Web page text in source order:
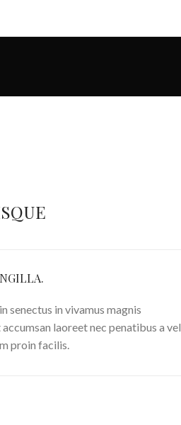
senectus in vivamus magnis
laoreet nec penatibus a vel
proin facilis.